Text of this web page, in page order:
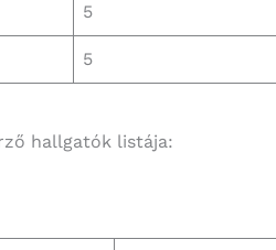
5
5
hallgatók listája: